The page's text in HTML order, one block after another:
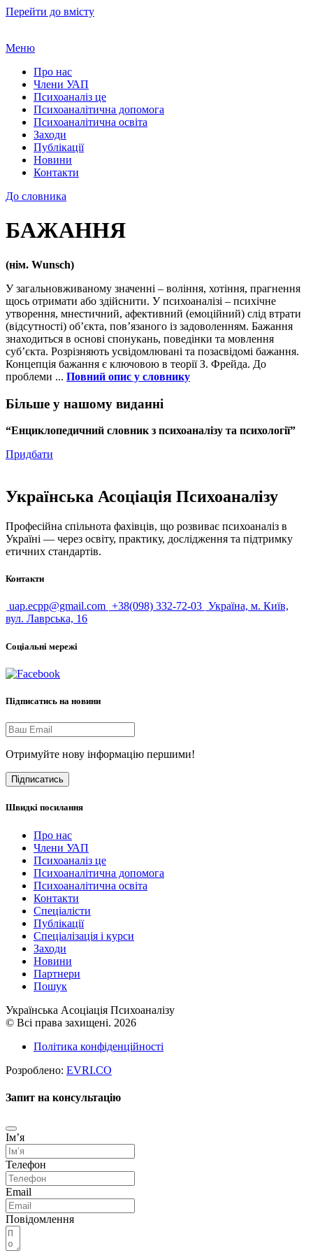
Перейти до вмісту
Меню
Про нас
Члени УАП
Психоаналіз це
Психоаналітична допомога
Психоаналітична освіта
Заходи
Публікації
Новини
Контакти
До словника
БАЖАННЯ
(нім. Wunsch)
У загальновживаному значенні – воління, хотіння, прагнення
щось отримати або здійснити. У психоаналізі – психічне
утворення, мнестичний, афективний (емоційний) слід втрати
(відсутності) об’єкта, пов’язаного із задоволенням. Бажання
знаходиться в основі спонукань, поведінки та мовлення
суб’єкта. Розрізняють усвідомлювані та позасвідомі бажання.
Концепція бажання є ключовою в теорії З. Фрейда. До
проблеми ... Повний опис у словнику
Більше у нашому виданні
“Енциклопедичний словник з психоаналізу та психології”
Придбати
Українська Асоціація Психоаналізу
Професійна спільнота фахівців, що розвиває психоаналіз в
Україні — через освіту, практику, дослідження та підтримку
етичних стандартів.
Контакти
uap.ecpp@gmail.com +38(098) 332-72-03 Україна, м. Київ,
вул. Лаврська, 16
Соціальні мережі
Підписатись на новини
Отримуйте нову інформацію першими!
Підписатись
Швидкі посилання
Про нас
Члени УАП
Психоаналіз це
Психоаналітична допомога
Психоаналітична освіта
Контакти
Спеціалісти
Публікації
Cпеціалізація і курси
Заходи
Новини
Партнери
Пошук
Українська Асоціація Психоаналізу
© Всі права захищені. 2026
Політика конфіденційності
Розроблено: EVRI.CO
Запит на консультацію
Імʼя
Телефон
Email
Повідомлення